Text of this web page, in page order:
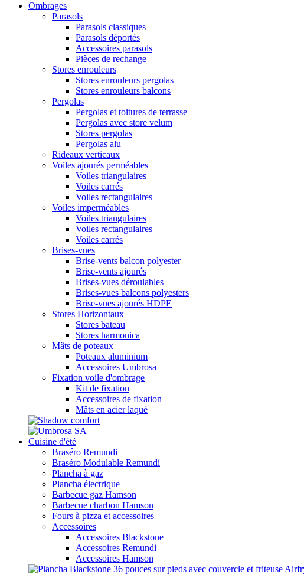
Ombrages
Parasols
Parasols classiques
Parasols déportés
Accessoires parasols
Pièces de rechange
Stores enrouleurs
Stores enrouleurs pergolas
Stores enrouleurs balcons
Pergolas
Pergolas et toitures de terrasse
Pergolas avec store velum
Stores pergolas
Pergolas alu
Rideaux verticaux
Voiles ajourés perméables
Voiles triangulaires
Voiles carrés
Voiles rectangulaires
Voiles imperméables
Voiles triangulaires
Voiles rectangulaires
Voiles carrés
Brises-vues
Brise-vents balcon polyester
Brise-vents ajourés
Brises-vues déroulables
Brises-vues balcons polyesters
Brise-vues ajourés HDPE
Stores Horizontaux
Stores bateau
Stores harmonica
Mâts de poteaux
Poteaux aluminium
Accessoires Umbrosa
Fixation voile d'ombrage
Kit de fixation
Accessoires de fixation
Mâts en acier laqué
Cuisine d'été
Braséro Remundi
Braséro Modulable Remundi
Plancha à gaz
Plancha électrique
Barbecue gaz Hamson
Barbecue charbon Hamson
Fours à pizza et accessoires
Accessoires
Accessoires Blackstone
Accessoires Remundi
Accessoires Hamson